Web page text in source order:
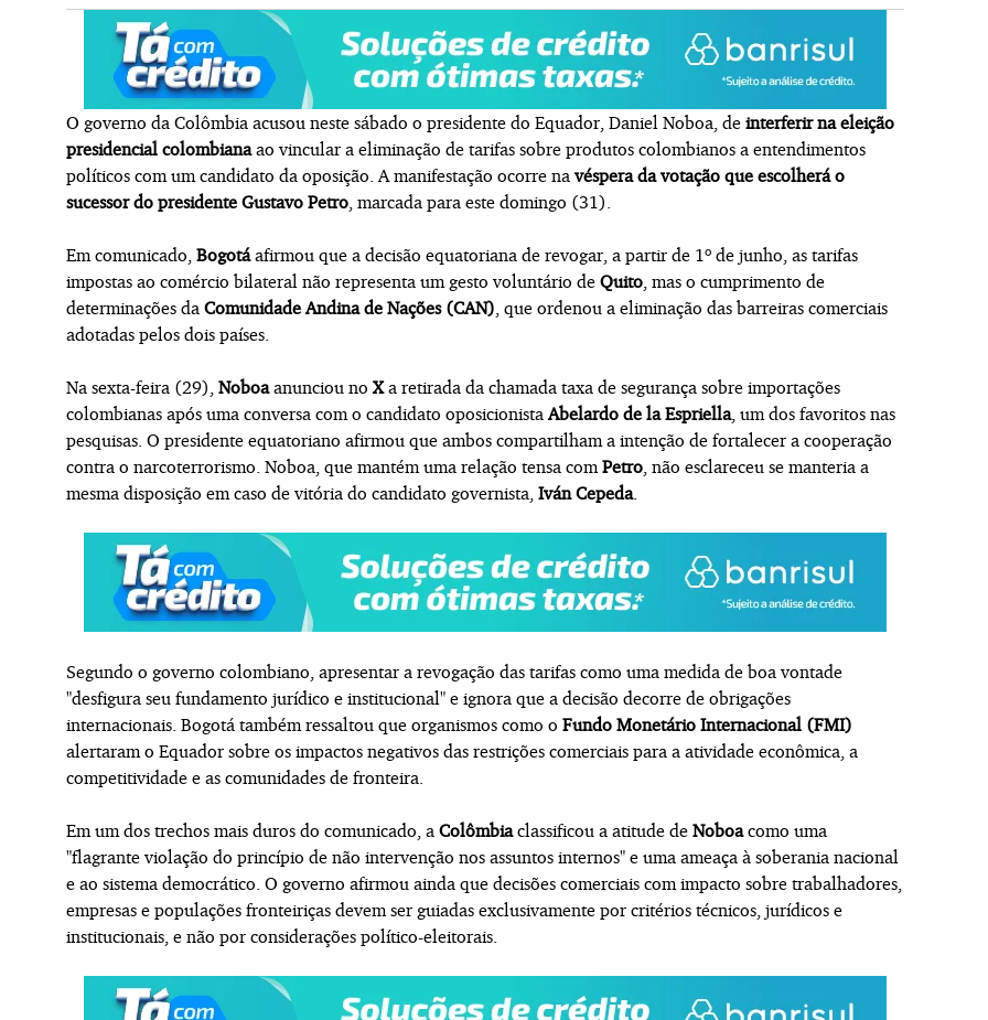
O governo da Colômbia acusou neste sábado o presidente do Equador, Daniel Noboa, de interferir na eleição
presidencial colombianaao vincular a eliminação de tarifas sobre produtos colombianos a entendimentos
políticos com um candidato da oposição. A manifestação ocorre na véspera da votação que escolherá o
sucessor do presidente Gustavo Petro, marcada para este domingo (31).
Em comunicado, Bogotáafirmou que a decisão equatoriana de revogar, a partir de 1º de junho, as tarifas
impostas ao comércio bilateral não representa um gesto voluntário de Quito, mas o cumprimento de
determinações da Comunidade Andina de Nações (CAN), que ordenou a eliminação das barreiras comerciais
adotadas pelos dois países.
Na sexta-feira (29), Noboaanunciou noXa retirada da chamada taxa de segurança sobre importações
colombianas após uma conversa com o candidato oposicionistaAbelardo de la Espriella, um dos favoritos nas
pesquisas. O presidente equatoriano afirmou que ambos compartilham a intenção de fortalecer a cooperação
contra o narcoterrorismo. Noboa, que mantém uma relação tensa comPetro, não esclareceu se manteria a
mesma disposição em caso de vitória do candidato governista, Iván Cepeda.
Segundo o governo colombiano, apresentar a revogação das tarifas como uma medida de boa vontade
"desfigura seu fundamento jurídico e institucional" e ignora que a decisão decorre de obrigações
internacionais. Bogotá também ressaltou que organismos como o Fundo Monetário Internacional (FMI)
alertaram o Equador sobre os impactos negativos das restrições comerciais para a atividade econômica, a
competitividade e as comunidades de fronteira.
Em um dos trechos mais duros do comunicado, a Colômbiaclassificou a atitude de Noboacomo uma
"flagrante violação do princípio de não intervenção nos assuntos internos" e uma ameaça à soberania nacional
e ao sistema democrático. O governo afirmou ainda que decisões comerciais com impacto sobre trabalhadores,
empresas e populações fronteiriças devem ser guiadas exclusivamente por critérios técnicos, jurídicos e
institucionais, e não por considerações político-eleitorais.